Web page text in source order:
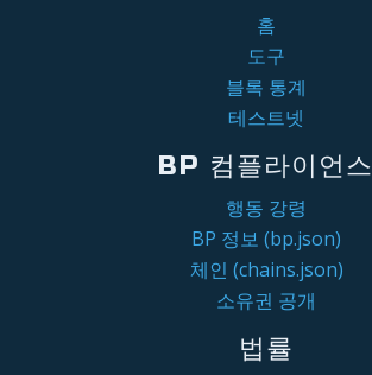
홈
도구
블록 통계
테스트넷
BP 컴플라이언스
행동 강령
BP 정보 (bp.json)
체인 (chains.json)
소유권 공개
법률